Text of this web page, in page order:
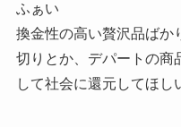
ふぁい
換金性の高い贅沢品ばか
切りとか、デパートの商
して社会に還元してほし